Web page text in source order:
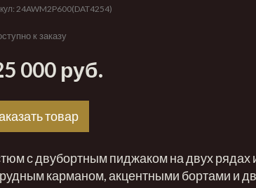
24AWM2P600(DAT4254)
к заказу
000 руб.
товар
с двубортным пиджаком на двух рядах
карманом, акцентными бортами и